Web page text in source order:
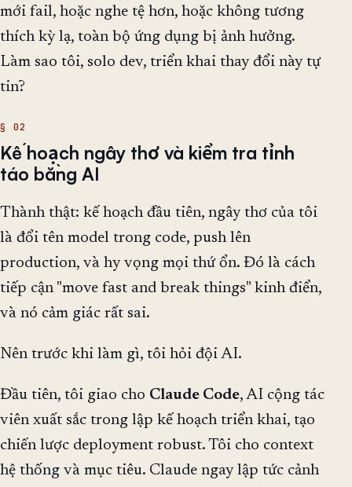
mới fail, hoặc nghe tệ hơn, hoặc không tương
thích kỳ lạ, toàn bộ ứng dụng bị ảnh hưởng.
Làm sao tôi, solo dev, triển khai thay đổi này tự
tin?
Kế hoạch ngây thơ và kiểm tra tỉnh
táo bằng AI
Thành thật: kế hoạch đầu tiên, ngây thơ của tôi
là đổi tên model trong code, push lên
production, và hy vọng mọi thứ ổn. Đó là cách
tiếp cận "move fast and break things" kinh điển,
và nó cảm giác rất sai.
Nên trước khi làm gì, tôi hỏi đội AI.
Đầu tiên, tôi giao cho Claude Code, AI cộng tác
viên xuất sắc trong lập kế hoạch triển khai, tạo
chiến lược deployment robust. Tôi cho context
hệ thống và mục tiêu. Claude ngay lập tức cảnh